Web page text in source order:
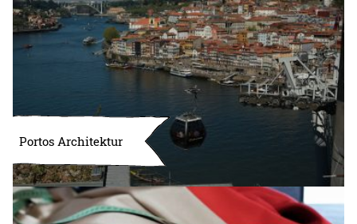
Portos Architektur